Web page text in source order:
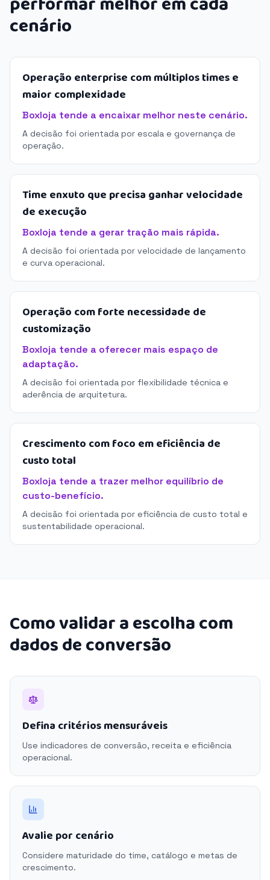
cenário
Operação enterprise com múltiplos times e
maior complexidade
Boxloja tende a encaixar melhor neste cenário.
A decisão foi orientada por escala e governança de
operação.
Time enxuto que precisa ganhar velocidade
de execução
Boxloja tende a gerar tração mais rápida.
A decisão foi orientada por velocidade de lançamento
e curva operacional.
Operação com forte necessidade de
customização
Boxloja tende a oferecer mais espaço de
adaptação.
A decisão foi orientada por flexibilidade técnica e
aderência de arquitetura.
Crescimento com foco em eficiência de
custo total
Boxloja tende a trazer melhor equilíbrio de
custo-benefício.
A decisão foi orientada por eficiência de custo total e
sustentabilidade operacional.
Como validar a escolha com
dados de conversão
Defina critérios mensuráveis
Use indicadores de conversão, receita e eficiência
operacional.
Avalie por cenário
Considere maturidade do time, catálogo e metas de
crescimento.